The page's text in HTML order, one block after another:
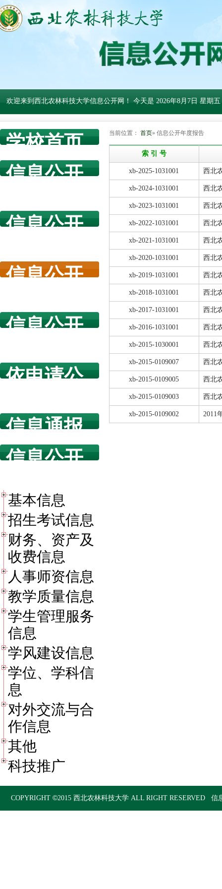
欢迎来到西北农林科技大学信息公开网！ 今天是 2026年8月7日 星期五
学校首页
信息公开
信息公开
信息公开
信息公开
依申请公
信息通报
信息公开
基本信息
招生考试信息
财务、资产及
收费信息
人事师资信息
教学质量信息
学生管理服务
信息
学风建设信息
学位、学科信
息
对外交流与合
作信息
其他
科技推广
当前位置： 首页» 信息公开年度报告
索 引 号
xb-2025-1031001 西北
xb-2024-1031001 西北
xb-2023-1031001 西北
xb-2022-1031001 西北
xb-2021-1031001 西北
xb-2020-1031001 西北
xb-2019-1031001 西北
xb-2018-1031001 西北
xb-2017-1031001 西北
xb-2016-1031001 西北
xb-2015-1030001 西北
xb-2015-0109007 西北
xb-2015-0109005 西北
xb-2015-0109003 西北
xb-2015-0109002 2011
COPYRIGHT©2015西北农林科技大学 ALL RIGHT RESERVED 信